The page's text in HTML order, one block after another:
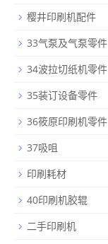
樱井印刷机配件
33气泵及气泵零件
34波拉切纸机零件
35装订设备零件
36筱原印刷机零件
37吸咀
印刷耗材
40印刷机胶辊
二手印刷机